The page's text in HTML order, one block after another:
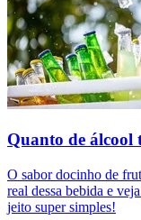
Quanto de álcool
O sabor docinho de
real dessa bebida e
jeito super simples!